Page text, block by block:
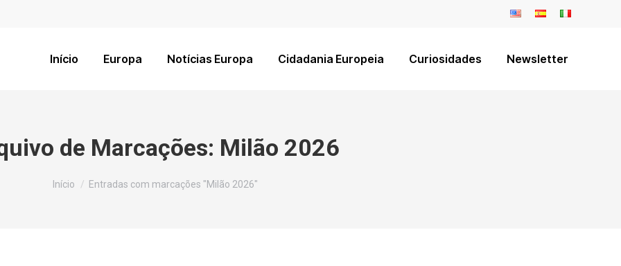
Início Europa Notícias Europa Cidadania Europeia Curiosidades Newsletter
de Marcações: Milão 2026
Você está aqui:
Início Entradas com marcações "Milão 2026"